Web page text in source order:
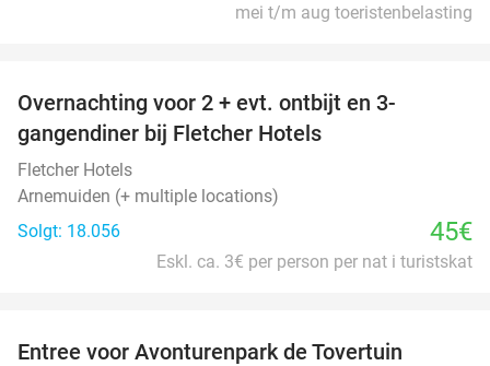
mei t/m aug toeristenbelasting
Overnachting voor 2 + evt. ontbijt en 3-
gangendiner bij Fletcher Hotels
Fletcher Hotels
Arnemuiden (+ multiple locations)
Solgt: 18.056
45€
Eskl. ca. 3€ per person per nat i turistskat
Entree voor Avonturenpark de Tovertuin